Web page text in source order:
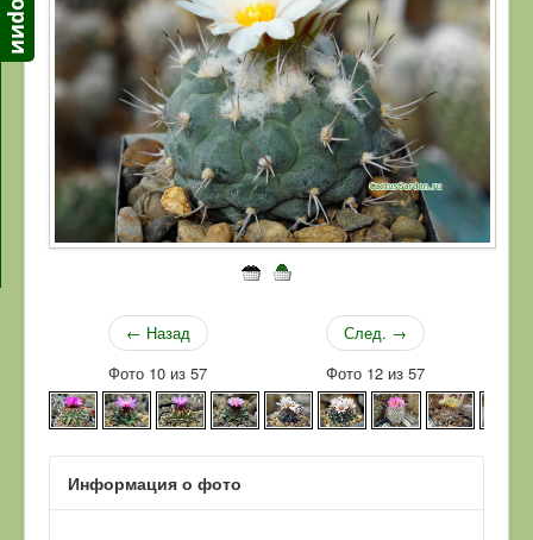
← Назад
Фото 10 из 57
След. →
Фото 12 из 57
Информация о фото